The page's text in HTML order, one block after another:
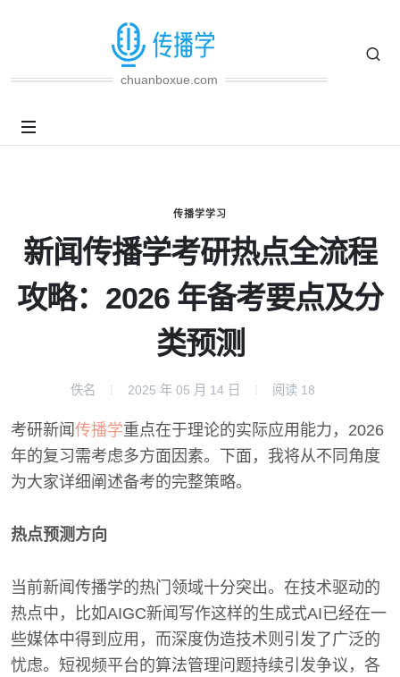
chuanboxue.com
传播学学习
新闻传播学考研热点全流程
攻略：2026 年备考要点及分
类预测
佚名 2025 年 05 月 14 日 阅读 18
考研新闻 传播学重点在于理论的实际应用能力，2026
年的复习需考虑多方面因素。下面，我将从不同角度
为大家详细阐述备考的完整策略。
热点预测方向
当前新闻传播学的热门领域十分突出。在技术驱动的
热点中，比如AIGC新闻写作这样的生成式AI已经在一
些媒体中得到应用，而深度伪造技术则引发了广泛的
忧虑。短视频平台的算法管理问题持续引发争议，各